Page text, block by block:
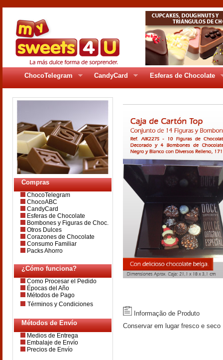
ChocoTelegram CandyCard Esferas de Chocolate
Compras
ChocoTelegram
ChocoABC
CandyCard
Esferas de Chocolate
Bombones y Figuras de Choc.
Otros Dulces
Corazones de Chocolate
Consumo Familiar
Packs Ahorro
¿Cómo funciona?
Como Procesar el Pedido
Épocas del Año
Métodos de Pago
Términos y Condiciones
Métodos de Envío
Medios de Entrega
Embalaje de Envío
Precios de Envío
Informação de Produto
Conservar em lugar fresco e seco